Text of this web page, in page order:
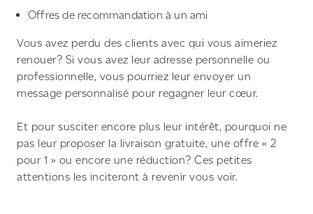
Offres de recommandation à un ami
Vous avez perdu des clients avec qui vous aimeriez
renouer? Si vous avez leur adresse personnelle ou
professionnelle, vous pourriez leur envoyer un
message personnalisé pour regagner leur cœur.
Et pour susciter encore plus leur intérêt, pourquoi ne
pas leur proposer la livraison gratuite, une offre « 2
pour 1 » ou encore une réduction? Ces petites
attentions les inciteront à revenir vous voir.